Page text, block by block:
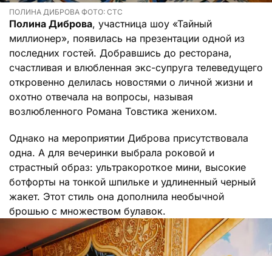
ПОЛИНА ДИБРОВА ФОТО: СТС
Полина Диброва, участница шоу «Тайный
миллионер», появилась на презентации одной из
последних гостей. Добравшись до ресторана,
счастливая и влюбленная экс-супруга телеведущего
откровенно делилась новостями о личной жизни и
охотно отвечала на вопросы, называя
возлюбленного Романа Товстика женихом.
Однако на мероприятии Диброва присутствовала
одна. А для вечеринки выбрала роковой и
страстный образ: ультракороткое мини, высокие
ботфорты на тонкой шпильке и удлиненный черный
жакет. Этот стиль она дополнила необычной
брошью с множеством булавок.